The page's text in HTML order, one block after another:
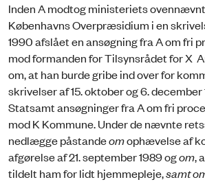
Inden A modtog ministeriets
Københavns Overpræsidium i en
1990 afslået en ansøgning fra A om fri
mod formanden for Tilsynsrådet for X
om, at han burde gribe ind over for
skrivelser af 15. oktober og 6. december
Statsamt ansøgninger fra A om fri
mod K Kommune. Under de nævnte
nedlægge påstandeomophævelse af
afgørelse af 21. september 1989 ogom,
tildelt ham for lidt hjemmepleje,samt